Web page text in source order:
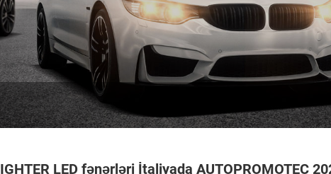
LED fənərləri İtaliyada AUTOPROMOTEC